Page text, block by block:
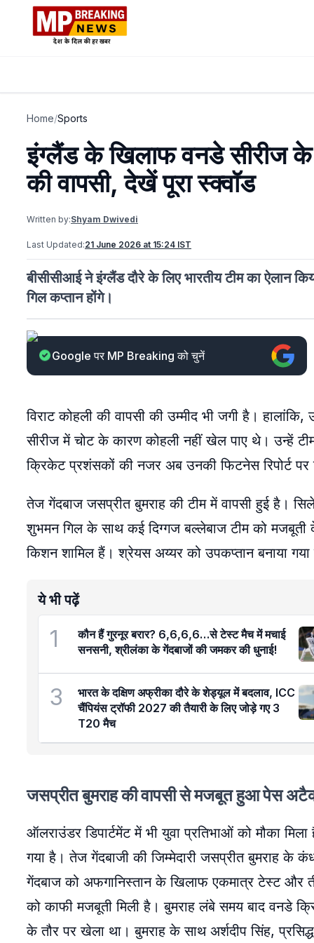
Home/Sports
इंग्लैंड के खिलाफ वनडे सीरीज के
की वापसी, देखें पूरा स्क्वॉड
Written by:Shyam Dwivedi
Last Updated:21 June 2026 at 15:24 IST
बीसीसीआई ने इंग्लैंड दौरे के लिए भारतीय टीम का ऐलान
गिल कप्तान होंगे।
Google पर MP Breaking को चुनें
विराट कोहली की वापसी की उम्मीद भी जगी है।
सीरीज में चोट के कारण कोहली नहीं खेल पाए थे। उन्हें
क्रिकेट प्रशंसकों की नजर अब उनकी फिटनेस रिपोर्ट पर
तेज गेंदबाज जसप्रीत बुमराह की टीम में वापसी हुई है।
शुभमन गिल के साथ कई दिग्गज बल्लेबाज टीम को मजबूती
किशन शामिल हैं। श्रेयस अय्यर को उपकप्तान बनाया
ये भी पढ़ें
1
कौन हैं गुरनूर बरार? 6,6,6,6…से टेस्ट मैच में मचाई
सनसनी, श्रीलंका के गेंदबाजों की जमकर की धुनाई!
3
भारत के दक्षिण अफ्रीका दौरे के शेड्यूल में बदलाव, ICC
चैंपियंस ट्रॉफी 2027 की तैयारी के लिए जोड़े गए 3
T20 मैच
जसप्रीत बुमराह की वापसी से मजबूत हुआ पेस
ऑलराउंडर डिपार्टमेंट में भी युवा प्रतिभाओं को मौका
गया है। तेज गेंदबाजी की जिम्मेदारी जसप्रीत बुमराह
गेंदबाज को अफगानिस्तान के खिलाफ एकमात्र टेस्ट और
को काफी मजबूती मिली है। बुमराह लंबे समय बाद वनडे
के तौर पर खेला था। बुमराह के साथ अर्शदीप सिंह,